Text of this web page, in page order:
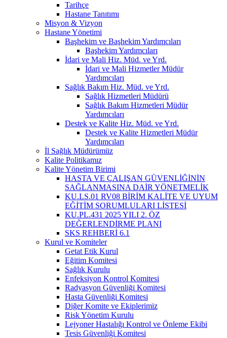
Tarihçe
Hastane Tanıtımı
Misyon & Vizyon
Hastane Yönetimi
Başhekim ve Başhekim Yardımcıları
Başhekim Yardımcıları
İdari ve Mali Hiz. Müd. ve Yrd.
İdari ve Mali Hizmetler Müdür
Yardımcıları
Sağlık Bakım Hiz. Müd. ve Yrd.
Sağlık Hizmetleri Müdürü
Sağlık Bakım Hizmetleri Müdür
Yardımcıları
Destek ve Kalite Hiz. Müd. ve Yrd.
Destek ve Kalite Hizmetleri Müdür
Yardımcıları
İl Sağlık Müdürümüz
Kalite Politikamız
Kalite Yönetim Birimi
HASTA VE ÇALIŞAN GÜVENLİĞİNİN
SAĞLANMASINA DAİR YÖNETMELİK
KU.LS.01 RV08 BİRİM KALİTE VE UYUM
EĞİTİM SORUMLULARI LİSTESİ
KU.PL.431 2025 YILI 2. ÖZ
DEĞERLENDİRME PLANI
SKS REHBERİ 6.1
Kurul ve Komiteler
Getat Etik Kurul
Eğitim Komitesi
Sağlık Kurulu
Enfeksiyon Kontrol Komitesi
Radyasyon Güvenliği Komitesi
Hasta Güvenliği Komitesi
Diğer Komite ve Ekiplerimiz
Risk Yönetim Kurulu
Lejyoner Hastalığı Kontrol ve Önleme Ekibi
Tesis Güvenliği Komitesi